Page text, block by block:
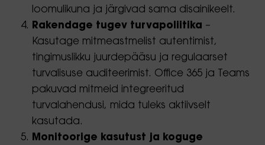
loomulikuna ja järgivad sama disainikeelt.
Rakendage tugev turvapoliitika –
Kasutage mitmeastmelist autentimist,
tingimuslikku juurdepääsu ja regulaarset
turvalisuse auditeerimist. Office 365 ja Teams
pakuvad mitmeid integreeritud
turvalahendusi, mida tuleks aktiivselt
kasutada.
Monitoorige kasutust ja koguge